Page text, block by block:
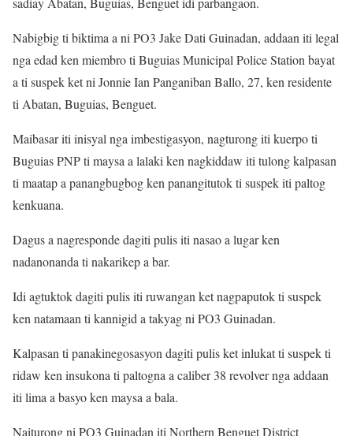
Nabigbig ti biktima a ni PO3 Jake Dati Guinadan, addaan iti legal
nga edad ken miembro ti Buguias Municipal Police Station bayat
a ti suspek ket ni Jonnie Ian Panganiban Ballo, 27, ken residente
ti Abatan, Buguias, Benguet.
Maibasar iti inisyal nga imbestigasyon, nagturong iti kuerpo ti
Buguias PNP ti maysa a lalaki ken nagkiddaw iti tulong kalpasan
ti maatap a panangbugbog ken panangitutok ti suspek iti paltog
kenkuana.
Dagus a nagresponde dagiti pulis iti nasao a lugar ken
nadanonanda ti nakarikep a bar.
Idi agtuktok dagiti pulis iti ruwangan ket nagpaputok ti suspek
ken natamaan ti kannigid a takyag ni PO3 Guinadan.
Kalpasan ti panakinegosasyon dagiti pulis ket inlukat ti suspek ti
ridaw ken insukona ti paltogna a caliber 38 revolver nga addaan
iti lima a basyo ken maysa a bala.
Naiturong ni PO3 Guinadan iti Northern Benguet District